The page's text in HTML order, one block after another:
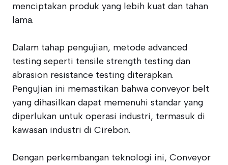
menciptakan produk yang lebih kuat dan tahan
lama.
Dalam tahap pengujian, metode advanced
testing seperti tensile strength testing dan
abrasion resistance testing diterapkan.
Pengujian ini memastikan bahwa conveyor belt
yang dihasilkan dapat memenuhi standar yang
diperlukan untuk operasi industri, termasuk di
kawasan industri di Cirebon.
Dengan perkembangan teknologi ini, Conveyor